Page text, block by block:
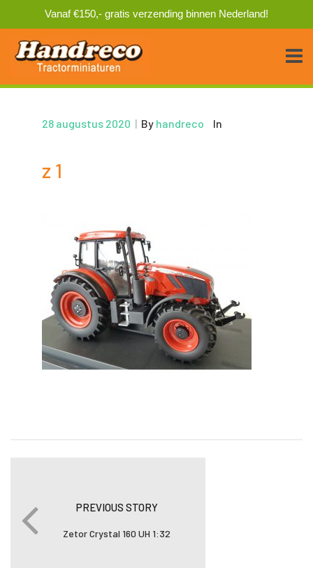
Vanaf €150,- gratis verzending binnen Nederland!
28 augustus 2020 | By handreco In
z 1
PREVIOUS STORY
Zetor Crystal 160 UH 1:32